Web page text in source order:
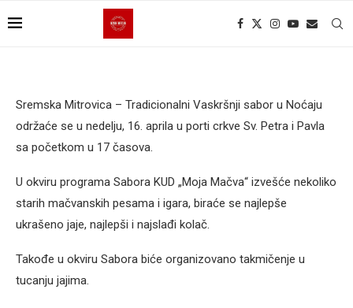
Sremska Mitrovica – Tradicionalni Vaskršnji sabor u Noćaju
održaće se u nedelju, 16. aprila u porti crkve Sv. Petra i Pavla
sa početkom u 17 časova.
U okviru programa Sabora KUD „Moja Mačva“ izvešće nekoliko
starih mačvanskih pesama i igara, biraće se najlepše
ukrašeno jaje, najlepši i najslađi kolač.
Takođe u okviru Sabora biće organizovano takmičenje u
tucanju jajima.